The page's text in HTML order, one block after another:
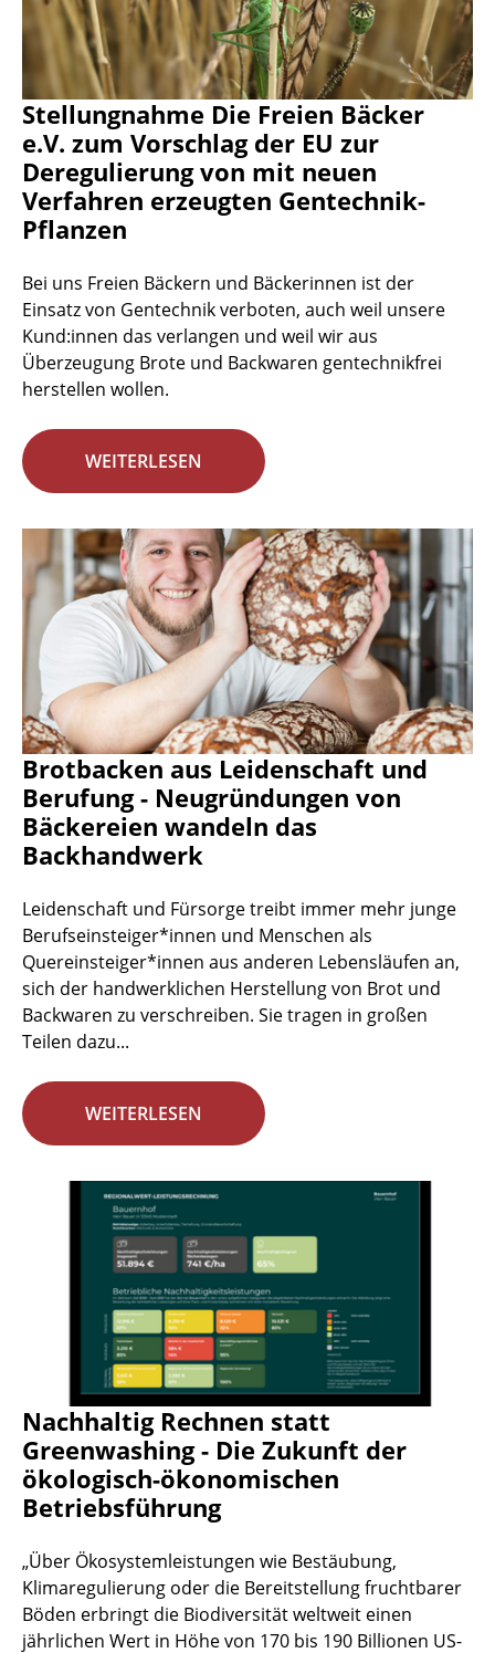
Stellungnahme Die Freien Bäcker
e.V. zum Vorschlag der EU zur
Deregulierung von mit neuen
Verfahren erzeugten Gentechnik-
Pflanzen
Bei uns Freien Bäckern und Bäckerinnen ist der
Einsatz von Gentechnik verboten, auch weil unsere
Kund:innen das verlangen und weil wir aus
Überzeugung Brote und Backwaren gentechnikfrei
herstellen wollen.
WEITERLESEN
Brotbacken aus Leidenschaft und
Berufung - Neugründungen von
Bäckereien wandeln das
Backhandwerk
Leidenschaft und Fürsorge treibt immer mehr junge
Berufseinsteiger*innen und Menschen als
Quereinsteiger*innen aus anderen Lebensläufen an,
sich der handwerklichen Herstellung von Brot und
Backwaren zu verschreiben. Sie tragen in großen
Teilen dazu...
WEITERLESEN
Nachhaltig Rechnen statt
Greenwashing - Die Zukunft der
ökologisch-ökonomischen
Betriebsführung
„Über Ökosystemleistungen wie Bestäubung,
Klimaregulierung oder die Bereitstellung fruchtbarer
Böden erbringt die Biodiversität weltweit einen
jährlichen Wert in Höhe von 170 bis 190 Billionen US-